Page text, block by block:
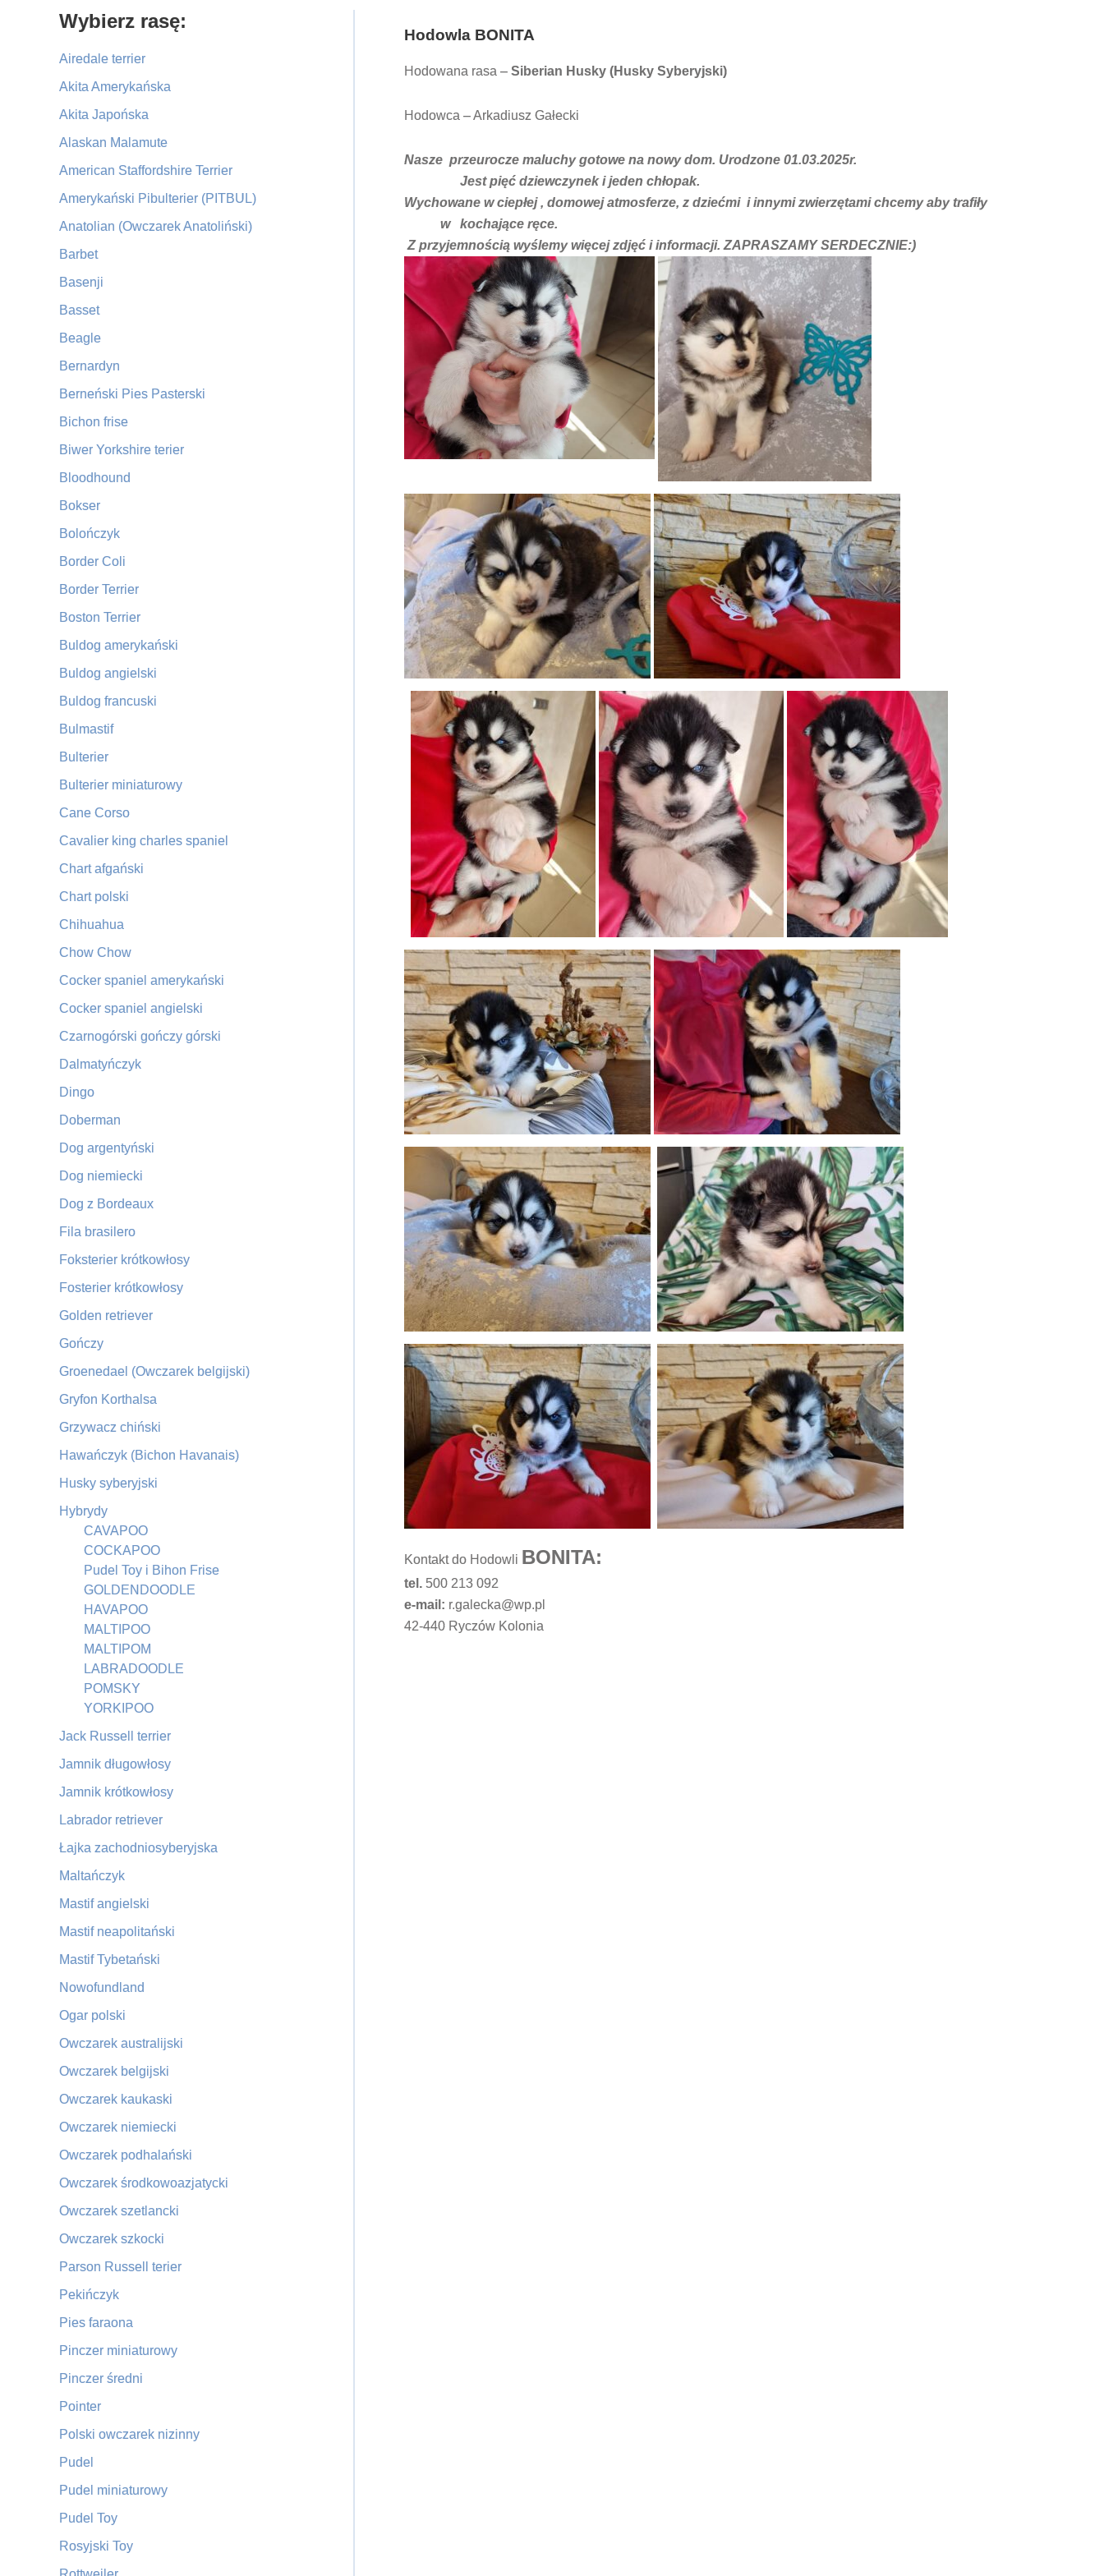
Hodowla BONITA
Hodowana rasa – Siberian Husky (Husky Syberyjski)
Hodowca – Arkadiusz Gałecki
Nasze przeurocze maluchy gotowe na nowy dom. Urodzone 01.03.2025r.
Jest pięć dziewczynek i jeden chłopak.
Wychowane w ciepłej , domowej atmosferze, z dziećmi i innymi zwierzętami chcemy aby trafiły
w kochające ręce.
Z przyjemnością wyślemy więcej zdjęć i informacji. ZAPRASZAMY SERDECZNIE:)
Kontakt do Hodowli BONITA:
tel. 500 213 092
e-mail: r.galecka@wp.pl
42-440 Ryczów Kolonia
Primary
Sidebar
Wybierz rasę:
Airedale terrier
Akita Amerykańska
Akita Japońska
Alaskan Malamute
American Staffordshire Terrier
Amerykański Pibulterier (PITBUL)
Anatolian (Owczarek Anatoliński)
Barbet
Basenji
Basset
Beagle
Bernardyn
Berneński Pies Pasterski
Bichon frise
Biwer Yorkshire terier
Bloodhound
Bokser
Bolończyk
Border Coli
Border Terrier
Boston Terrier
Buldog amerykański
Buldog angielski
Buldog francuski
Bulmastif
Bulterier
Bulterier miniaturowy
Cane Corso
Cavalier king charles spaniel
Chart afgański
Chart polski
Chihuahua
Chow Chow
Cocker spaniel amerykański
Cocker spaniel angielski
Czarnogórski gończy górski
Dalmatyńczyk
Dingo
Doberman
Dog argentyński
Dog niemiecki
Dog z Bordeaux
Fila brasilero
Foksterier krótkowłosy
Fosterier krótkowłosy
Golden retriever
Gończy
Groenedael (Owczarek belgijski)
Gryfon Korthalsa
Grzywacz chiński
Hawańczyk (Bichon Havanais)
Husky syberyjski
Hybrydy
CAVAPOO
COCKAPOO
Pudel Toy i Bihon Frise
GOLDENDOODLE
HAVAPOO
MALTIPOO
MALTIPOM
LABRADOODLE
POMSKY
YORKIPOO
Jack Russell terrier
Jamnik długowłosy
Jamnik krótkowłosy
Labrador retriever
Łajka zachodniosyberyjska
Maltańczyk
Mastif angielski
Mastif neapolitański
Mastif Tybetański
Nowofundland
Ogar polski
Owczarek australijski
Owczarek belgijski
Owczarek kaukaski
Owczarek niemiecki
Owczarek podhalański
Owczarek środkowoazjatycki
Owczarek szetlancki
Owczarek szkocki
Parson Russell terier
Pekińczyk
Pies faraona
Pinczer miniaturowy
Pinczer średni
Pointer
Polski owczarek nizinny
Pudel
Pudel miniaturowy
Pudel Toy
Rosyjski Toy